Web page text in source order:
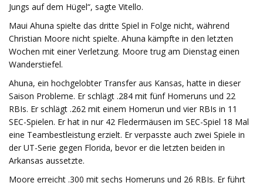
Jungs auf dem Hügel“, sagte Vitello.
Maui Ahuna spielte das dritte Spiel in Folge nicht, während
Christian Moore nicht spielte. Ahuna kämpfte in den letzten
Wochen mit einer Verletzung. Moore trug am Dienstag einen
Wanderstiefel.
Ahuna, ein hochgelobter Transfer aus Kansas, hatte in dieser
Saison Probleme. Er schlägt .284 mit fünf Homeruns und 22
RBIs. Er schlägt .262 mit einem Homerun und vier RBIs in 11
SEC-Spielen. Er hat in nur 42 Fledermäusen im SEC-Spiel 18 Mal
eine Teambestleistung erzielt. Er verpasste auch zwei Spiele in
der UT-Serie gegen Florida, bevor er die letzten beiden in
Arkansas aussetzte.
Moore erreicht .300 mit sechs Homeruns und 26 RBIs. Er führt